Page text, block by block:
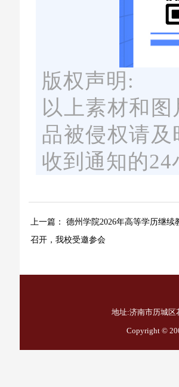
版权声明:
以上素材和
品被侵权请
收到通知的
上一篇：
德州学院2026年高等学历继
召开，我校受邀参会
地址:济南市历城区
Copyright ©